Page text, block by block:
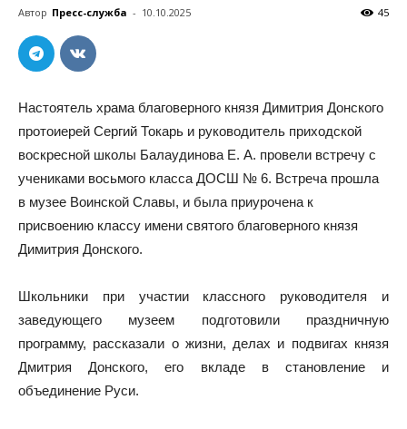
Автор Пресс-служба - 10.10.2025 45
Настоятель храма благоверного князя Димитрия Донского
протоиерей Сергий Токарь и руководитель приходской
воскресной школы Балаудинова Е. А. провели встречу с
учениками восьмого класса ДОСШ № 6. Встреча прошла
в музее Воинской Славы, и была приурочена к
присвоению классу имени святого благоверного князя
Димитрия Донского.
Школьники при участии классного руководителя и
заведующего музеем подготовили праздничную
программу, рассказали о жизни, делах и подвигах князя
Дмитрия Донского, его вкладе в становление и
объединение Руси.